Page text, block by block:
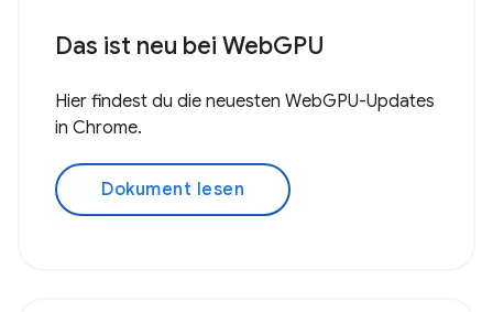
Das ist neu bei WebGPU
Hier findest du die neuesten WebGPU-Updates
in Chrome.
Dokument lesen